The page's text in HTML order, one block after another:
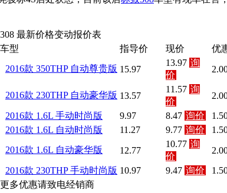
308 最新价格变动报价表
车型 指导价 现价 优
2016款 350THP 自动尊贵版 15.97
13.97 询
价
2016款 230THP 自动豪华版 13.57
11.57 询
价
2016款 1.6L 手动时尚版 9.97 8.47 询价
2016款 1.6L 自动时尚版
11.27 9.77 询价
2016款 1.6L 自动豪华版
12.77
10.77 询
价
2016款 230THP 手动时尚版 10.97 9.47 询价
更多优惠请致电经销商